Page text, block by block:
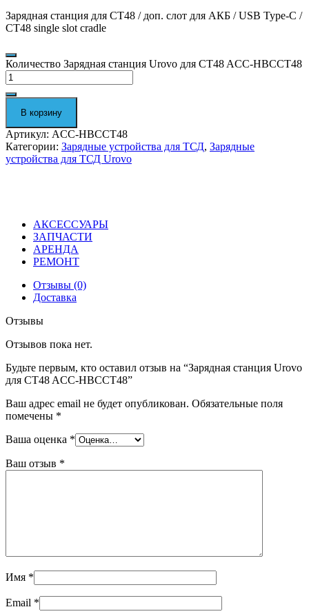
Зарядная станция для CT48 / доп. слот для АКБ / USB Type-C /
CT48 single slot cradle
Количество Зарядная станция Urovo для CT48 ACC-HBCCT48
В корзину
Артикул: ACC-HBCCT48
Категории: Зарядные устройства для ТСД, Зарядные
устройства для ТСД Urovo
АКСЕССУАРЫ
ЗАПЧАСТИ
АРЕНДА
РЕМОНТ
Отзывы (0)
Доставка
Отзывы
Отзывов пока нет.
Будьте первым, кто оставил отзыв на “Зарядная станция Urovo
для CT48 ACC-HBCCT48”
Ваш адрес email не будет опубликован. Обязательные поля
помечены *
Ваша оценка *
Ваш отзыв *
Имя *
Email *